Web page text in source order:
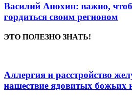
Василий Анохин: важно,
гордиться своим регионом
ЭТО ПОЛЕЗНО ЗНАТЬ!
Аллергия и расстройство
нашествие ядовитых божьих